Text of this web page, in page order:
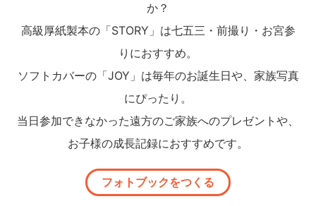
か？
高級厚紙製本の「STORY」は七五三・前撮り・お宮参
りにおすすめ。
ソフトカバーの「JOY」は毎年のお誕生日や、家族写真
にぴったり。
当日参加できなかった遠方のご家族へのプレゼントや、
お子様の成長記録におすすめです。
フォトブックをつくる